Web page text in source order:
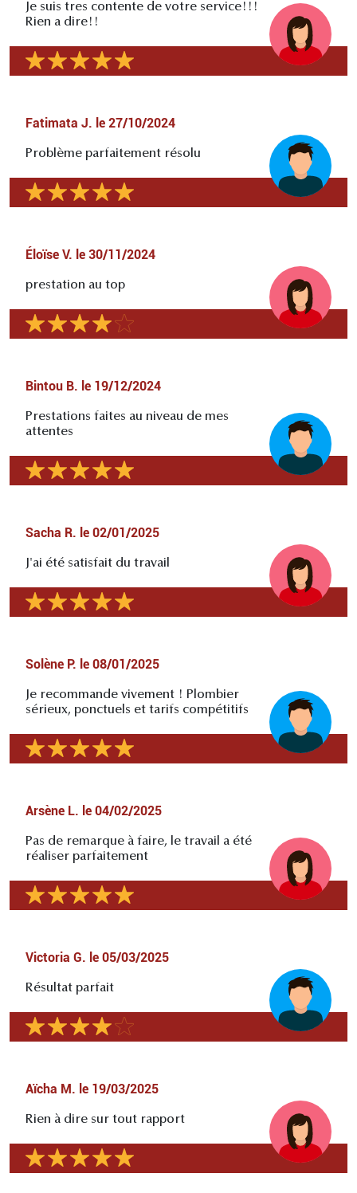
Je suis tres contente de votre service!!!
Rien a dire!!
Fatimata J. le 27/10/2024
Problème parfaitement résolu
Éloïse V. le 30/11/2024
prestation au top
Bintou B. le 19/12/2024
Prestations faites au niveau de mes
attentes
Sacha R. le 02/01/2025
J'ai été satisfait du travail
Solène P. le 08/01/2025
Je recommande vivement ! Plombier
sérieux, ponctuels et tarifs compétitifs
Arsène L. le 04/02/2025
Pas de remarque à faire, le travail a été
réaliser parfaitement
Victoria G. le 05/03/2025
Résultat parfait
Aïcha M. le 19/03/2025
Rien à dire sur tout rapport